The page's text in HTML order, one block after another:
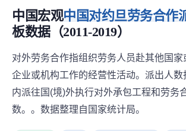
中国宏观中国对约旦劳务合作
板数据（2011-2019）
对外劳务合作指组织劳务人员赴其他国家
企业或机构工作的经营性活动。派出人数
内派往国(境)外执行对外承包工程和劳务
数。。数据整理自国家统计局。